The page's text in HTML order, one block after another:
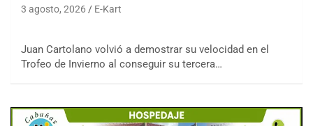
3 agosto, 2026 E-Kart
Juan Cartolano volvió a demostrar su velocidad en el
Trofeo de Invierno al conseguir su tercera…
08/09-AGO